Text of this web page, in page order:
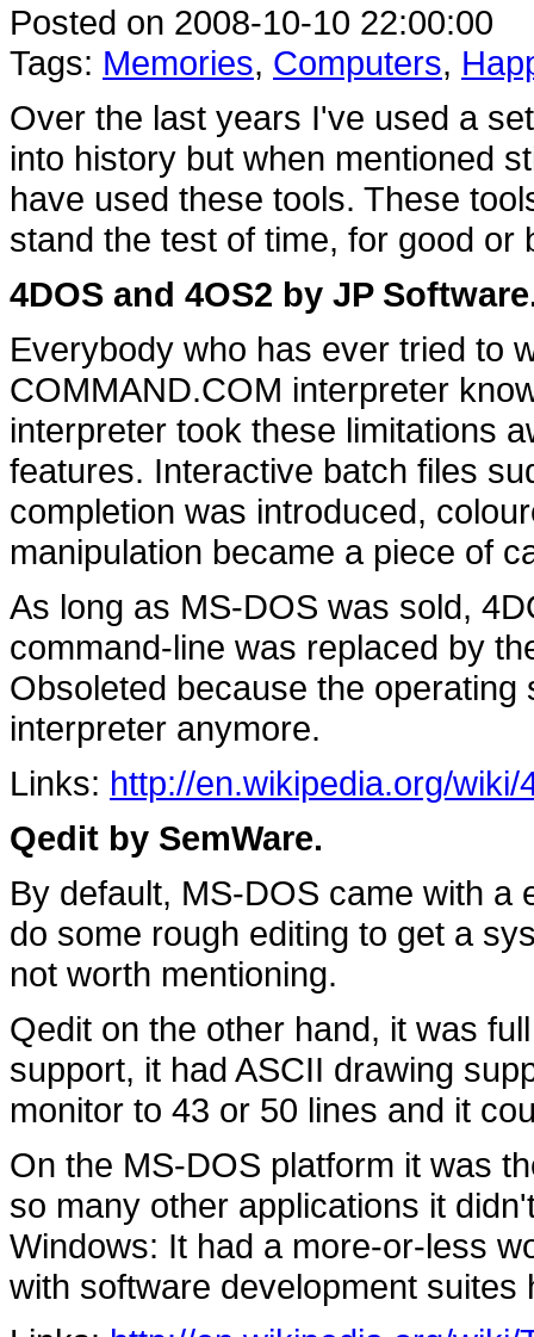
Posted on 2008-10-10 22:00:00
Tags: Memories, Computers,
Over the last years I've used a
into history but when mentioned
have used these tools. These
stand the test of time, for good or
4DOS and 4OS2 by JP
Everybody who has ever tried to
COMMAND.COM interpreter
interpreter took these limitations
features. Interactive batch files
completion was introduced,
manipulation became a piece of
As long as MS-DOS was sold,
command-line was replaced by
Obsoleted because the
interpreter anymore.
Links: http://en.wikipedia.org/wiki/
Qedit by SemWare.
By default, MS-DOS came with a
do some rough editing to get a
not worth mentioning.
Qedit on the other hand, it was
support, it had ASCII drawing
monitor to 43 or 50 lines and it
On the MS-DOS platform it was
so many other applications it
Windows: It had a more-or-less
with software development suites